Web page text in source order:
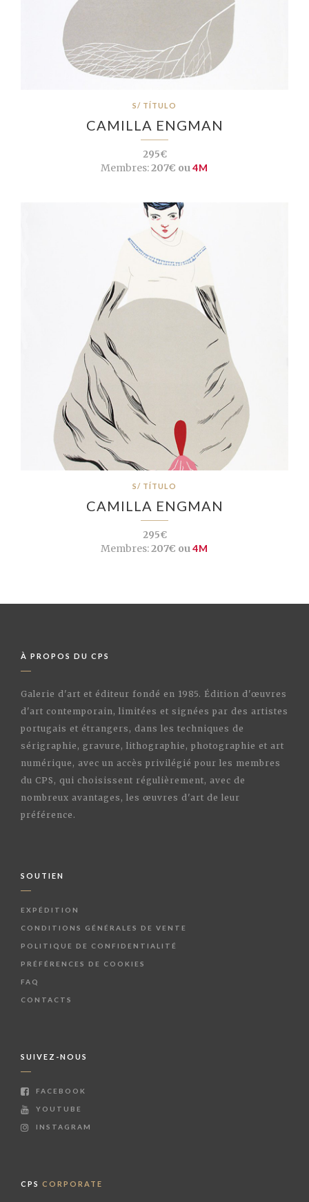
S/ TÍTULO
CAMILLA ENGMAN
295€
Membres:207€ ou4M
S/ TÍTULO
CAMILLA ENGMAN
295€
Membres:207€ ou4M
À PROPOS DU CPS
Galerie d'art et éditeur fondé en 1985. Édition d'œuvres
d'art contemporain, limitées et signées par des artistes
portugais et étrangers, dans les techniques de
sérigraphie, gravure, lithographie, photographie et art
numérique, avec un accès privilégié pour les membres
du CPS, qui choisissent régulièrement, avec de
nombreux avantages, les œuvres d'art de leur
préférence.
SOUTIEN
EXPÉDITION
CONDITIONS GÉNÉRALES DE VENTE
POLITIQUE DE CONFIDENTIALITÉ
PRÉFÉRENCES DE COOKIES
FAQ
CONTACTS
SUIVEZ-NOUS
FACEBOOK
YOUTUBE
INSTAGRAM
CPS CORPORATE